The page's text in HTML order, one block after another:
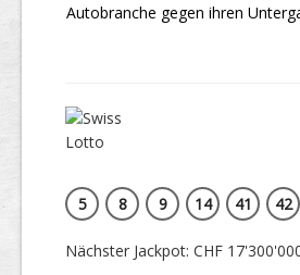
Autobranche gegen ihren
5
8 9 14 41 42
Nächster Jackpot: CHF